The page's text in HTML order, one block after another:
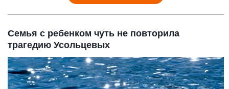
Семья с ребенком чуть не повторила
трагедию Усольцевых